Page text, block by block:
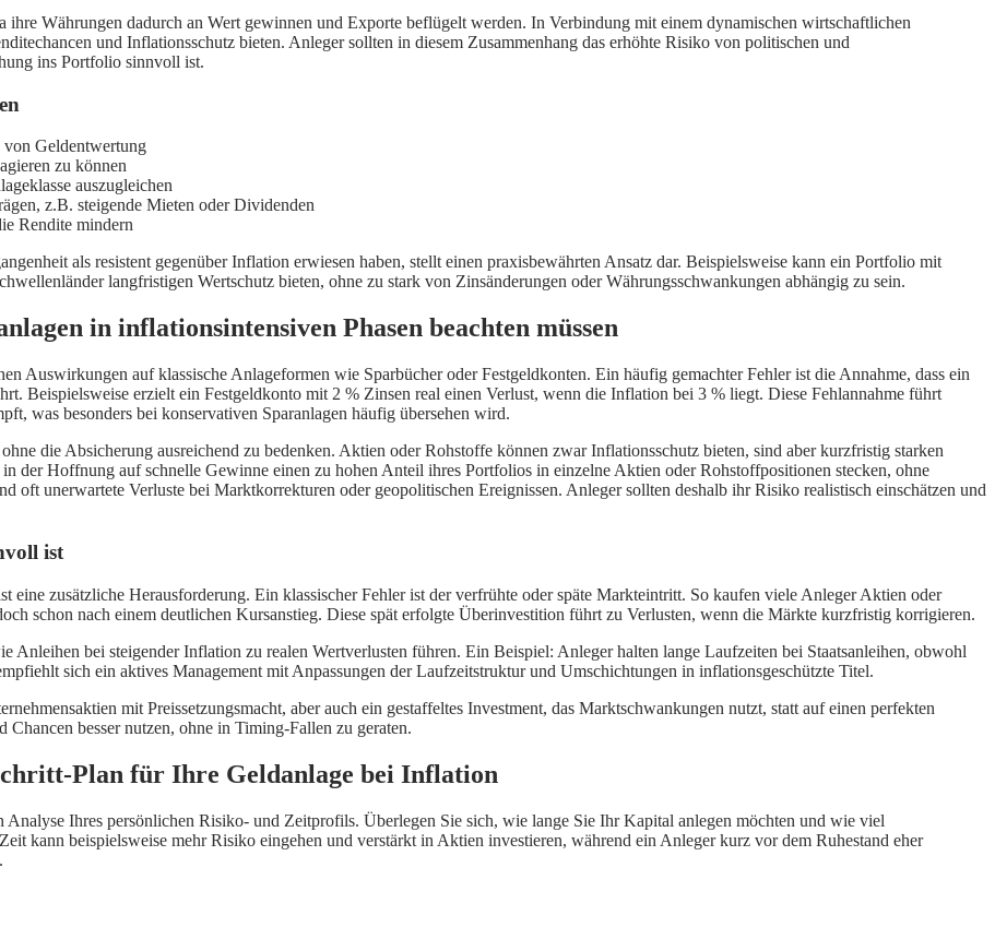
Währungen dadurch an Wert gewinnen und Exporte beflügelt werden. In Verbindung mit einem dynamischen wirtschaftlichen
und Inflationsschutz bieten. Anleger sollten in diesem Zusammenhang das erhöhte Risiko von politischen und
ins Portfolio sinnvoll ist.
von Geldentwertung
zu können
auszugleichen
z.B. steigende Mieten oder Dividenden
Rendite mindern
als resistent gegenüber Inflation erwiesen haben, stellt einen praxisbewährten Ansatz dar. Beispielsweise kann ein Portfolio mit
langfristigen Wertschutz bieten, ohne zu stark von Zinsänderungen oder Währungsschwankungen abhängig zu sein.
in inflationsintensiven Phasen beachten müssen
Auswirkungen auf klassische Anlageformen wie Sparbücher oder Festgeldkonten. Ein häufig gemachter Fehler ist die Annahme, dass ein
Beispielsweise erzielt ein Festgeldkonto mit 2 % Zinsen real einen Verlust, wenn die Inflation bei 3 % liegt. Diese Fehlannahme führt
was besonders bei konservativen Sparanlagen häufig übersehen wird.
die Absicherung ausreichend zu bedenken. Aktien oder Rohstoffe können zwar Inflationsschutz bieten, sind aber kurzfristig starken
der Hoffnung auf schnelle Gewinne einen zu hohen Anteil ihres Portfolios in einzelne Aktien oder Rohstoffpositionen stecken, ohne
oft unerwartete Verluste bei Marktkorrekturen oder geopolitischen Ereignissen. Anleger sollten deshalb ihr Risiko realistisch einschätzen und
ist
zusätzliche Herausforderung. Ein klassischer Fehler ist der verfrühte oder späte Markteintritt. So kaufen viele Anleger Aktien oder
schon nach einem deutlichen Kursanstieg. Diese spät erfolgte Überinvestition führt zu Verlusten, wenn die Märkte kurzfristig korrigieren.
Anleihen bei steigender Inflation zu realen Wertverlusten führen. Ein Beispiel: Anleger halten lange Laufzeiten bei Staatsanleihen, obwohl
sich ein aktives Management mit Anpassungen der Laufzeitstruktur und Umschichtungen in inflationsgeschützte Titel.
mit Preissetzungsmacht, aber auch ein gestaffeltes Investment, das Marktschwankungen nutzt, statt auf einen perfekten
besser nutzen, ohne in Timing-Fallen zu geraten.
Plan für Ihre Geldanlage bei Inflation
Ihres persönlichen Risiko- und Zeitprofils. Überlegen Sie sich, wie lange Sie Ihr Kapital anlegen möchten und wie viel
kann beispielsweise mehr Risiko eingehen und verstärkt in Aktien investieren, während ein Anleger kurz vor dem Ruhestand eher